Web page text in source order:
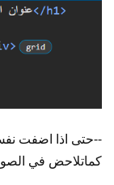
--حتى اذا اضفت
كماتلاحض في